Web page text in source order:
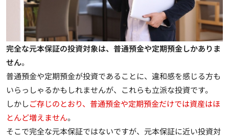
完全な元本保証の投資対象は、普通預金や定期預金しかありま
せん。
普通預金や定期預金が投資であることに、違和感を感じる方も
いらっしゃるかもしれませんが、これらも立派な投資です。
しかしご存じのとおり、普通預金や定期預金だけでは資産はほ
とんど増えません。
そこで完全な元本保証ではないですが、元本保証に近い投資対